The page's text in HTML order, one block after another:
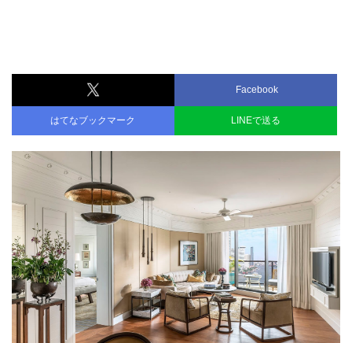
Facebook
はてなブックマーク LINEで送る